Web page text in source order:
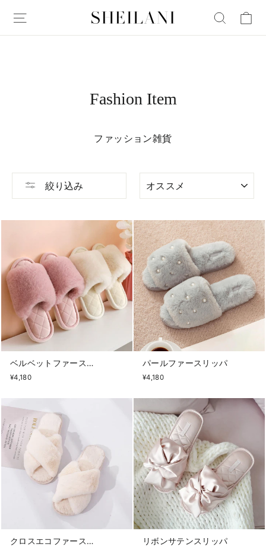
Fashion Item
ファッション雑貨
絞り込み
り
込
み
ベルベットファースリッパ
¥4,180
パールファースリッパ
¥4,180
クロスエコファースリッパ リボンサテンスリッパ